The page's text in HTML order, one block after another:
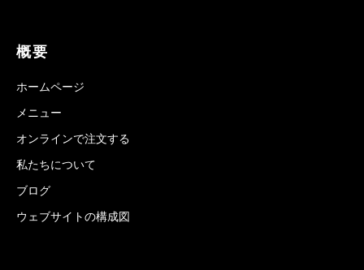
概要
ホームページ
メニュー
オンラインで注文する
私たちについて
ブログ
ウェブサイトの構成図